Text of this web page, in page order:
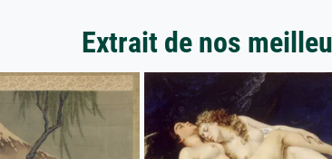
Extrait de nos